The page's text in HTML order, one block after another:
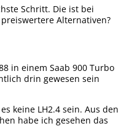
Schritt. Die ist bei
Alternativen?
in einem Saab 900 Turbo
drin gewesen sein
keine LH2.4 sein. Aus den
habe ich gesehen das